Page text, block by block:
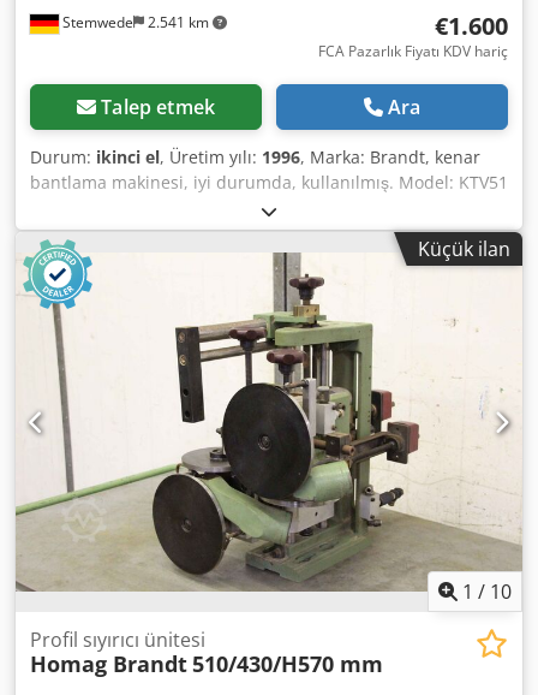
Stemwede 2.541 km €1.600
FCA Pazarlık Fiyatı KDV hariç
Talep etmek Ara
Durum: ikinci el, Üretim yılı: 1996, Marka: Brandt, kenar
bantlama makinesi, iyi durumda, kullanılmış. Model: KTV51
- Üretim yılı: 1996 Makine ikinci el olarak satın alınmış ve
yalnızca ara sıra kullanılmıştır. Makine, marangoz
atölyemizin kapatılması nedeniyle satılmaktadır. Fiyat,
nakliye hariçtir; nakliye talebe göre sağlanabilir. Satış,
malzeme kusurları garantisi hariç olmak üzere
yapılmaktadır. Kasıt, ağır ihmal ve ayrıca yaşam, vücut veya
sağlığın ihlalinden kaynaklanan zararlardan doğan
sorumluluklar etkilenmez. Kötü niyetle gizlenen
kusurlardan kaynaklanan talepler de etkilenmez.
Cjdpfxjzpflns Aqioha Makinenin incelenmesi, önceden
anlaşma koşuluyla mümkündür. Kesin inceleme tarihi: 18
Temmuz veya 1 Ağustos, saat 10:00-14:00 arasında,
Stemwede'deki tesisimizde.
Küçük ilan
1 / 10
Profil sıyırıcı ünitesi
Homag Brandt510/430/H570 mm